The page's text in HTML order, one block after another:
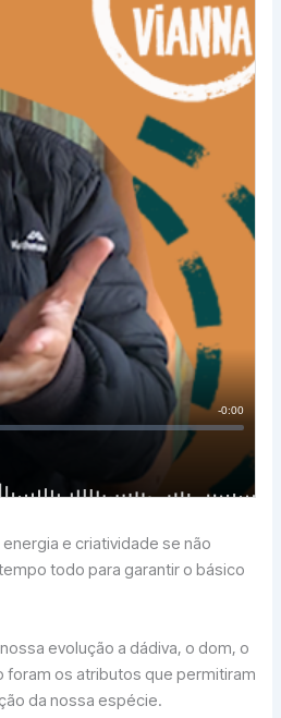
e criatividade se não
todo para garantir o básico
evolução a dádiva, o dom, o
foram os atributos que permitiram
da nossa espécie.